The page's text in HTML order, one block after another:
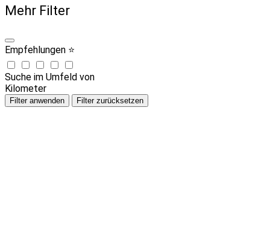
Mehr Filter
Empfehlungen ⭐
Suche im Umfeld von
Kilometer
Filter anwenden Filter zurücksetzen